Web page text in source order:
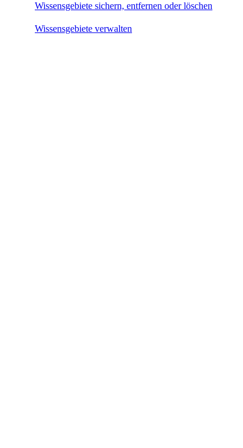
Wissensgebiete sichern, entfernen oder löschen
Wissensgebiete verwalten